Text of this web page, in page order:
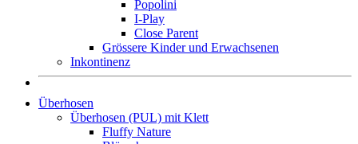
Popolini
I-Play
Close Parent
Grössere Kinder und Erwachsenen
Inkontinenz
Überhosen
Überhosen (PUL) mit Klett
Fluffy Nature